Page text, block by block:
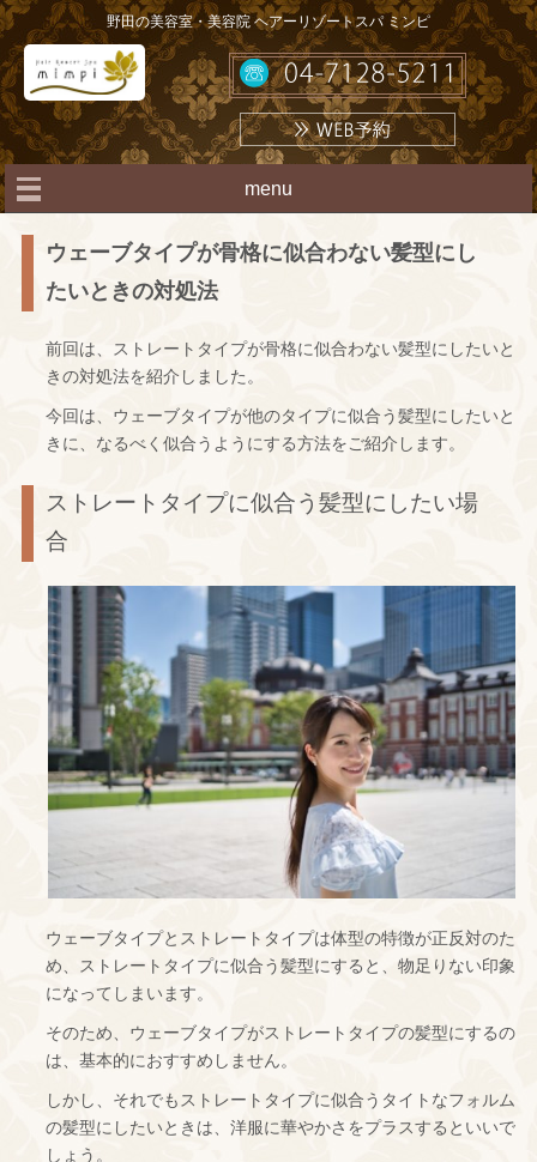
野田の美容室・美容院 ヘアーリゾートスパ ミンピ
menu
ウェーブタイプが骨格に似合わない髪型にし
たいときの対処法
前回は、ストレートタイプが骨格に似合わない髪型にしたいと
きの対処法を紹介しました。
今回は、ウェーブタイプが他のタイプに似合う髪型にしたいと
きに、なるべく似合うようにする方法をご紹介します。
ストレートタイプに似合う髪型にしたい場
合
ウェーブタイプとストレートタイプは体型の特徴が正反対のた
め、ストレートタイプに似合う髪型にすると、物足りない印象
になってしまいます。
そのため、ウェーブタイプがストレートタイプの髪型にするの
は、基本的におすすめしません。
しかし、それでもストレートタイプに似合うタイトなフォルム
の髪型にしたいときは、洋服に華やかさをプラスするといいで
しょう。